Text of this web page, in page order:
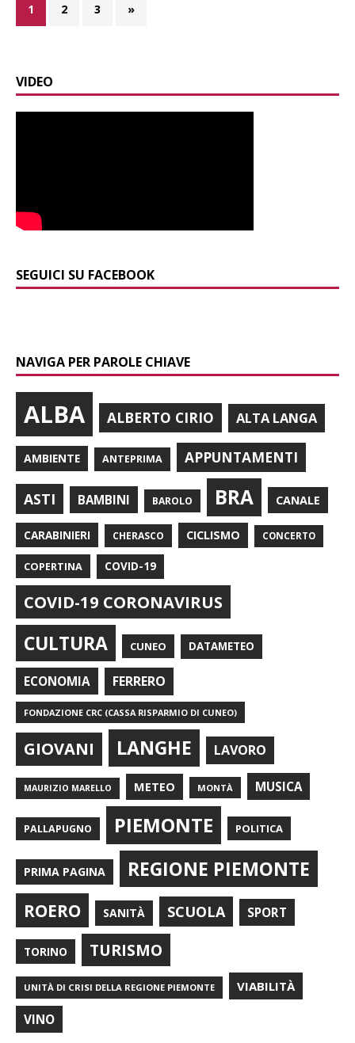
1 2 3 »
VIDEO
SEGUICI SU FACEBOOK
NAVIGA PER PAROLE CHIAVE
ALBA ALBERTO CIRIO ALTA LANGA
AMBIENTE ANTEPRIMA APPUNTAMENTI
ASTI BAMBINI BAROLO BRA CANALE
CARABINIERI CHERASCO CICLISMO CONCERTO
COPERTINA COVID-19
COVID-19 CORONAVIRUS
CULTURA CUNEO DATAMETEO
ECONOMIA FERRERO
FONDAZIONE CRC (CASSA RISPARMIO DI CUNEO)
GIOVANI LANGHE LAVORO
MAURIZIO MARELLO METEO MONTÀ MUSICA
PALLAPUGNO PIEMONTE POLITICA
PRIMA PAGINA REGIONE PIEMONTE
ROERO SANITÀ SCUOLA SPORT
TORINO TURISMO
UNITÀ DI CRISI DELLA REGIONE PIEMONTE VIABILITÀ
VINO